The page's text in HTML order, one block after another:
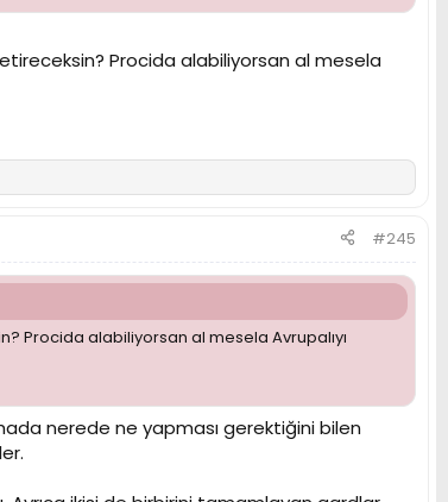
Procida alabiliyorsan al mesela
#245
Procida alabiliyorsan al mesela Avrupalıyı
nerede ne yapması gerektiğini bilen